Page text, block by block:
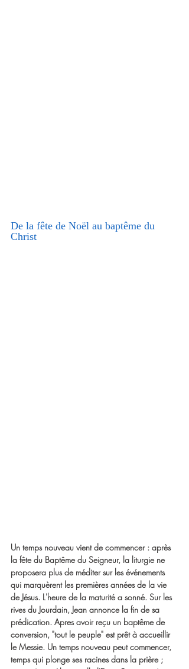
De la fête de Noël au baptême du
Christ
Un temps nouveau vient de commencer : après
la fête du Baptême du Seigneur, la liturgie ne
proposera plus de méditer sur les événements
qui marquèrent les premières années de la vie
de Jésus. L'heure de la maturité a sonné. Sur les
rives du Jourdain, Jean annonce la fin de sa
prédication. Apres avoir reçu un baptême de
conversion, "tout le peuple" est prêt à accueillir
le Messie. Un temps nouveau peut commencer,
temps qui plonge ses racines dans la prière ;